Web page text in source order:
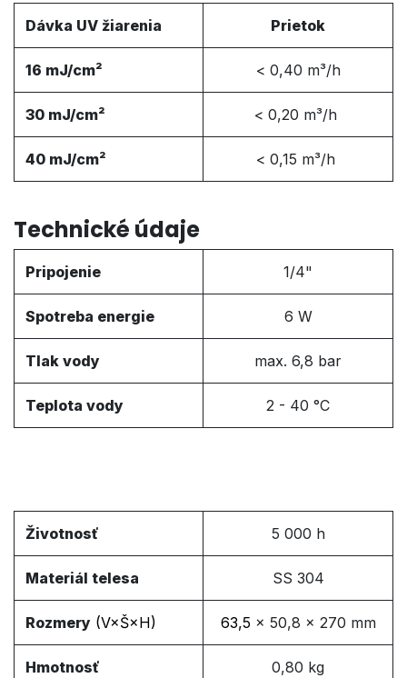
Dávka UV žiarenia Prietok
16 mJ/cm² < 0,40 m³/h
30 mJ/cm² < 0,20 m³/h
40 mJ/cm² < 0,15 m³/h
Technické údaje
Pripojenie 1/4"
Spotreba energie 6 W
Tlak vody max. 6,8 bar
Teplota vody 2 - 40 °C
Životnosť 5 000 h
Materiál telesa SS 304
Rozmery (V×Š×H) 63,5 × 50,8 × 270 mm
Hmotnosť 0,80 kg